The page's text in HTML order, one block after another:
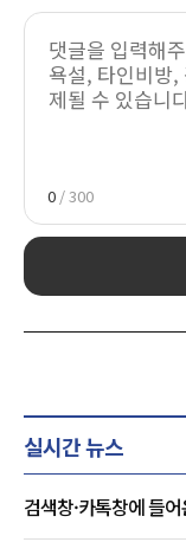
0 / 300
실시간 뉴스
검색창·카톡창에 들